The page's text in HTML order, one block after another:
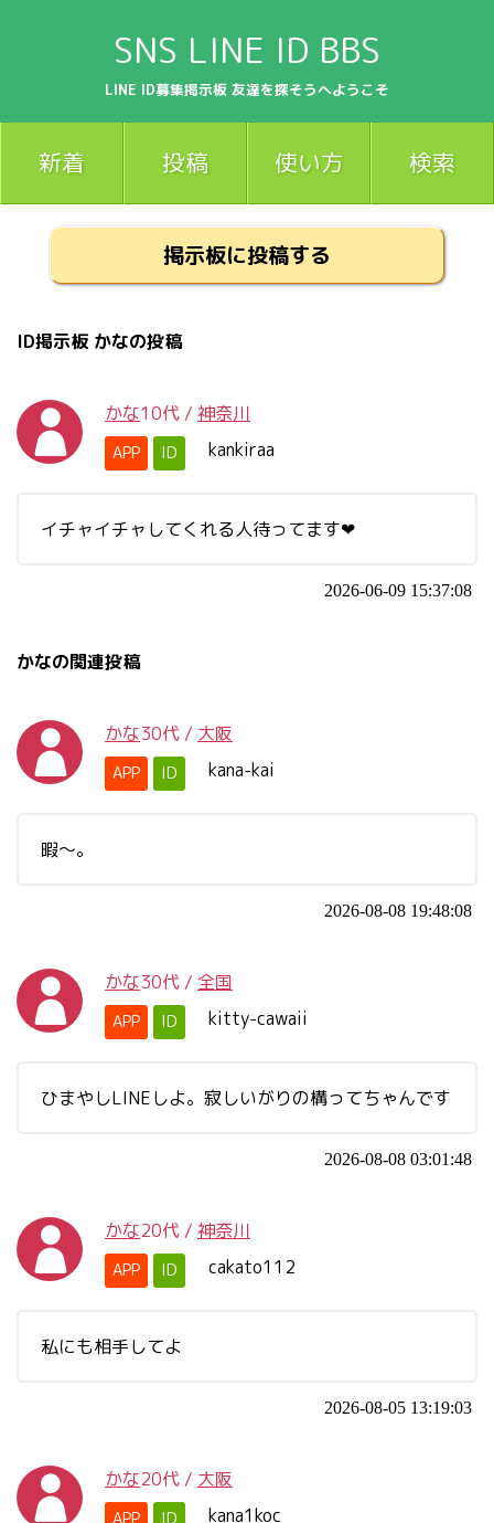
SNS LINE ID BBS
LINE ID募集掲示板 友達を探そうへようこそ
新着 投稿 使い方 検索
掲示板に投稿する
ID掲示板 かなの投稿
かな10代 / 神奈川
APP ID kankiraa
イチャイチャしてくれる人待ってます❤
2026-06-09 15:37:08
かなの関連投稿
かな30代 / 大阪
APP ID kana-kai
暇～。
2026-08-08 19:48:08
かな30代 / 全国
APP ID kitty-cawaii
ひまやしLINEしよ。寂しいがりの構ってちゃんです
2026-08-08 03:01:48
かな20代 / 神奈川
APP ID cakato112
私にも相手してよ
2026-08-05 13:19:03
かな20代 / 大阪
APP ID kana1koc